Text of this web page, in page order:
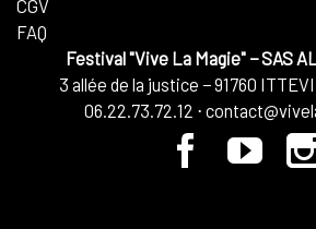
CGV
FAQ
Festival "Vive La Magie"−SAS
3 allée de la justice −91760
06.22.73.72.12 ⋅